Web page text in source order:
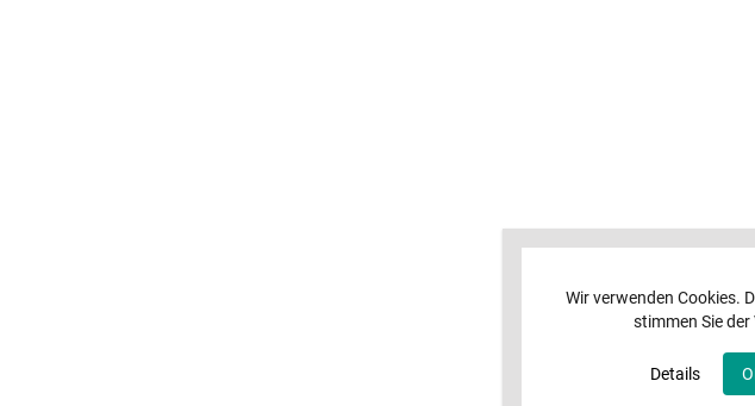
Wir verwenden Cookies.
stimmen Sie
Details